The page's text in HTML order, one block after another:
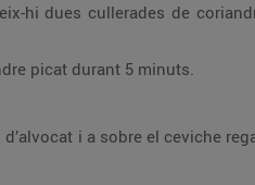
llet de tigre, la ceba i el coriandre picat durant 5 minuts.